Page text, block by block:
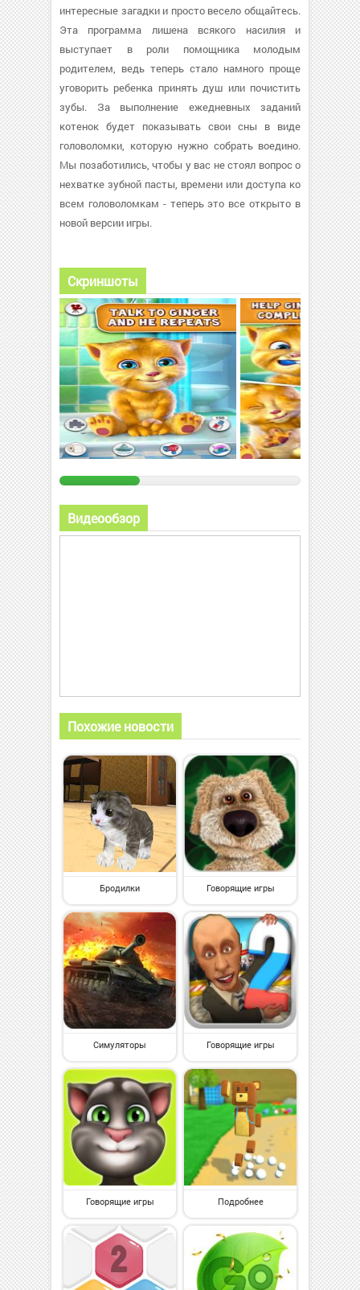
интересные загадки и просто весело общайтесь.
Эта программа лишена всякого насилия и
выступает в роли помощника молодым
родителем, ведь теперь стало намного проще
уговорить ребенка принять душ или почистить
зубы. За выполнение ежедневных заданий
котенок будет показывать свои сны в виде
головоломки, которую нужно собрать воедино.
Мы позаботились, чтобы у вас не стоял вопрос о
нехватке зубной пасты, времени или доступа ко
всем головоломкам - теперь это все открыто в
новой версии игры.
Скриншоты
Видеообзор
Похожие новости
Бродилки Говорящие игры
Симуляторы Говорящие игры
Говорящие игры Подробнее